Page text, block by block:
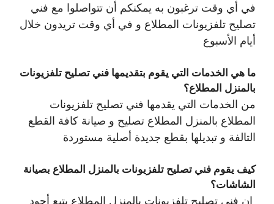
في أي وقت ترغبون به يمكنكم أن تتواصلوا مع فني
تصليح تلفزيونات المطلاع و في أي وقت تريدون خلال
أيام الأسبوع
ما هي الخدمات التي يقوم بتقديمها فني تصليح تلفزيونات
بالمنزل المطلاع؟
من الخدمات التي يقدمها فني تصليح تلفزيونات
المطلاع بالمنزل المطلاع تصليح و صيانة كافة القطع
التالفة و تبديلها بقطع جديدة أصلية مستوردة
كيف يقوم فني تصليح تلفزيونات بالمنزل المطلاع بصيانة
الشاشات؟
إن فني تصليح تلفزيونات بالمنزل المطلاع يتبع أجود